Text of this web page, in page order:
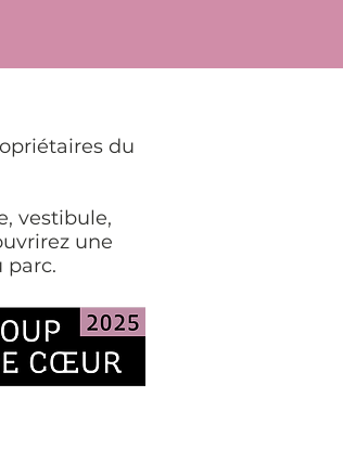
du
vestibule,
une
parc.